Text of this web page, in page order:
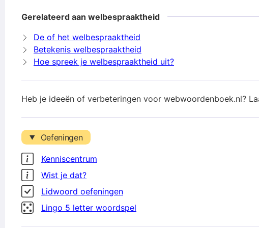
Gerelateerd aan welbespraaktheid
De of het welbespraaktheid
Betekenis welbespraaktheid
Hoe spreek je welbespraaktheid uit?
Heb je ideeën of verbeteringen voor webwoordenboek.nl?
Oefeningen
Kenniscentrum
Wist je dat?
Lidwoord oefeningen
Lingo 5 letter woordspel